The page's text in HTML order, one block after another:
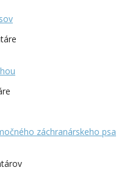
záchranárskeho psa